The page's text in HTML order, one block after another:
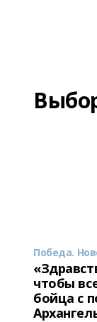
Победа.
чтобы
бойца с